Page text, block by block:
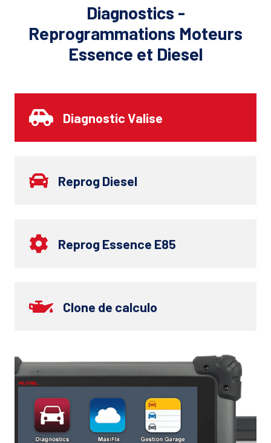
Diagnostics -
Reprogrammations Moteurs
Essence et Diesel
Diagnostic Valise
Reprog Diesel
Reprog Essence E85
Clone de calculo